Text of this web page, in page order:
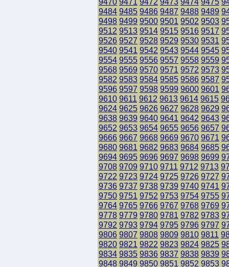
9484 9485 9486 9487 9488 9489
9498 9499 9500 9501 9502 9503
9512 9513 9514 9515 9516 9517
9526 9527 9528 9529 9530 9531
9540 9541 9542 9543 9544 9545
9554 9555 9556 9557 9558 9559
9568 9569 9570 9571 9572 9573
9582 9583 9584 9585 9586 9587
9596 9597 9598 9599 9600 9601
9610 9611 9612 9613 9614 9615
9624 9625 9626 9627 9628 9629
9638 9639 9640 9641 9642 9643
9652 9653 9654 9655 9656 9657
9666 9667 9668 9669 9670 9671
9680 9681 9682 9683 9684 9685
9694 9695 9696 9697 9698 9699
9708 9709 9710 9711 9712 9713
9722 9723 9724 9725 9726 9727
9736 9737 9738 9739 9740 9741
9750 9751 9752 9753 9754 9755
9764 9765 9766 9767 9768 9769
9778 9779 9780 9781 9782 9783
9792 9793 9794 9795 9796 9797
9806 9807 9808 9809 9810 9811
9820 9821 9822 9823 9824 9825
9834 9835 9836 9837 9838 9839
9848 9849 9850 9851 9852 9853